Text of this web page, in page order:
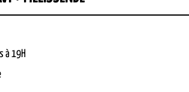
à 19H